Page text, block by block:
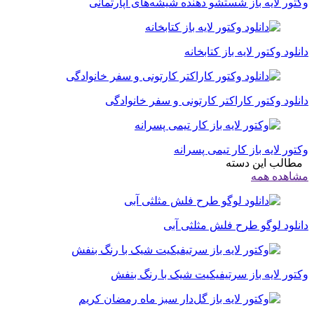
وکتور لایه باز شستشو دهنده شیشه‌های آپارتمانی
دانلود وکتور لایه باز کتابخانه
دانلود وکتور کاراکتر کارتونی و سفر خانوادگی
وکتور لایه باز کار تیمی پسرانه
مطالب این دسته
مشاهده همه
دانلود لوگو طرح فلش مثلثی آبی
وکتور لایه باز سرتیفیکیت شیک با رنگ بنفش